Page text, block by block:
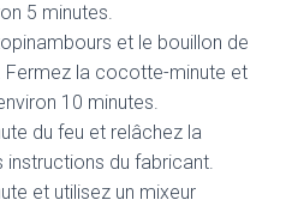
5 minutes.
et le bouillon de
Fermez la cocotte-minute et
10 minutes.
du feu et relâchez la
instructions du fabricant.
et utilisez un mixeur